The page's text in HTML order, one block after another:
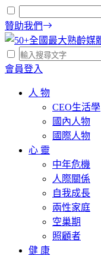
贊助我們
會員登入
人 物
CEO生活學
國內人物
國際人物
心 靈
中年危機
人際關係
自我成長
兩性家庭
空巢期
照顧者
健 康